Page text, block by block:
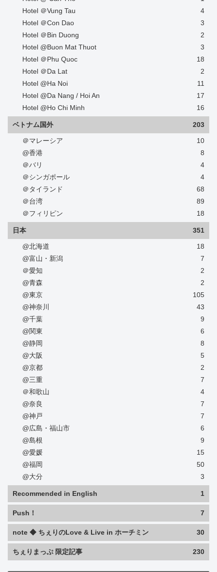
Hotel ＠Vung Tau
4
Hotel ＠Con Dao
3
Hotel ＠Bin Duong
2
Hotel @Buon Mat Thuot
3
Hotel ＠Phu Quoc
18
Hotel ＠Da Lat
2
Hotel @Ha Noi
11
Hotel @Da Nang / Hoi An
17
Hotel @Ho Chi Minh
16
ベトナム国外 203
＠マレーシア
10
@香港
8
＠バリ
4
＠シンガポール
4
＠タイランド
68
＠台湾
89
＠フィリピン
18
日本 351
@北海道
18
@富山・新潟
7
＠愛知
2
@青森
2
@東京
105
@神奈川
43
@千葉
9
@関東
6
@静岡
8
@大阪
5
@京都
2
@三重
7
＠和歌山
4
@奈良
7
@神戸
7
@広島・福山市
6
@島根
9
@愛媛
15
@福岡
50
@大分
3
Recommended in English 1
Push！ 7
note ◆ ちぇりのLove & Live in ホーチミン 30
ちぇりまっぷ 限定記事 230